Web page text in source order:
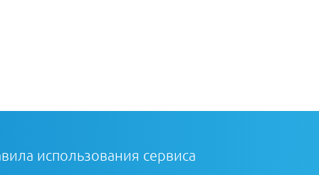
использования сервиса